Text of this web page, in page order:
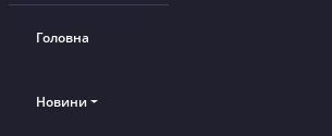
Головна
Новини